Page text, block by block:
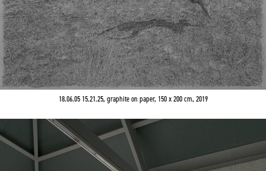
18.06.05 15.21.25, graphite on paper, 150 x 200 cm, 2019